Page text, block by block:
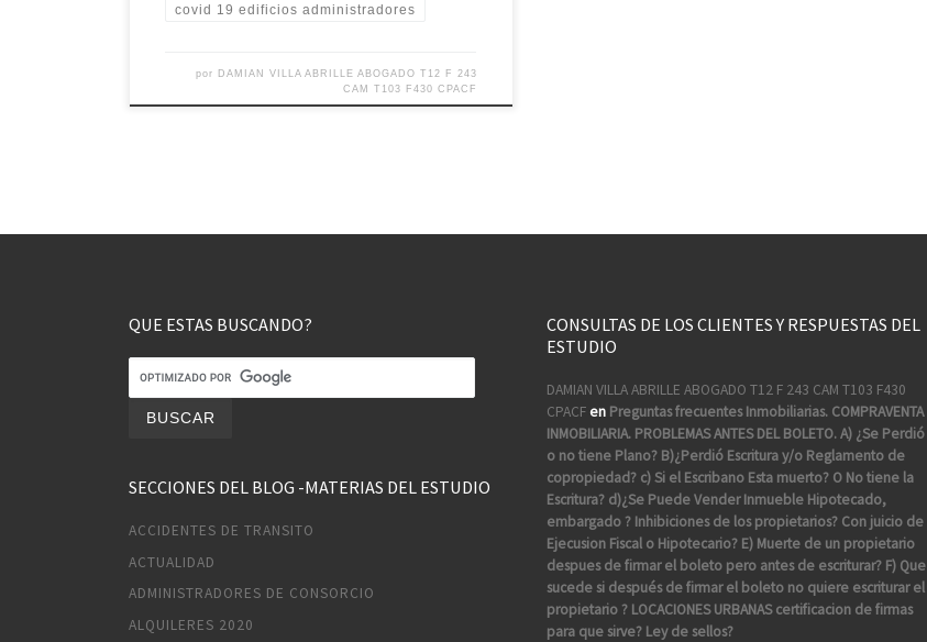
covid 19 edificios administradores
por DAMIAN VILLA ABRILLE ABOGADO T12 F 243
CAM T103 F430 CPACF
QUE ESTAS BUSCANDO?
SECCIONES DEL BLOG -MATERIAS DEL ESTUDIO
ACCIDENTES DE TRANSITO
ACTUALIDAD
ADMINISTRADORES DE CONSORCIO
ALQUILERES 2020
CONSULTAS DE LOS CLIENTES Y RESPUESTAS DEL
ESTUDIO
DAMIAN VILLA ABRILLE ABOGADO T12 F 243 CAM T103 F430
CPACFen Preguntas frecuentes Inmobiliarias. COMPRAVENTA
INMOBILIARIA. PROBLEMAS ANTES DEL BOLETO. A) ¿Se Perdió
o no tiene Plano? B)¿Perdió Escritura y/o Reglamento de
copropiedad? c) Si el Escribano Esta muerto? O No tiene la
Escritura? d)¿Se Puede Vender Inmueble Hipotecado,
embargado ? Inhibiciones de los propietarios? Con juicio de
Ejecusion Fiscal o Hipotecario? E) Muerte de un propietario
despues de firmar el boleto pero antes de escriturar? F) Que
sucede si después de firmar el boleto no quiere escriturar el
propietario ? LOCACIONES URBANAS certificacion de firmas
para que sirve? Ley de sellos?